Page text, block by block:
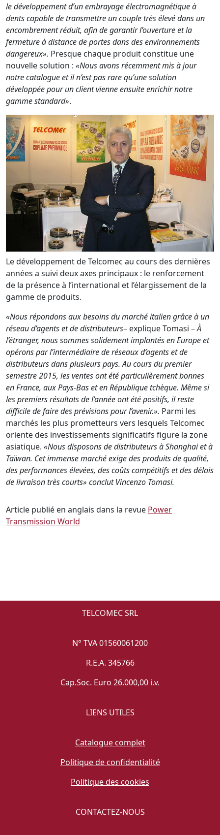
le développement d’un embrayage électromagnétique à
dents capable de transmettre un couple très élevé dans un
encombrement réduit, afin de garantir l’ouverture et la
fermeture à distance de portes dans des environnements
dangereux». Presque chaque produit constitue une
nouvelle solution : «Nous avons récemment mis à jour
notre catalogue et il n’est pas rare qu’une solution
développée pour un client vienne ensuite enrichir notre
gamme standard».
Le développement de Telcomec au cours des dernières
années a suivi deux axes principaux : le renforcement
de la présence à l’international et l’élargissement de la
gamme de produits.
«Nous répondons aux besoins du marché italien grâce à un
réseau d’agents et de distributeurs– explique Tomasi –À
l’étranger, nous sommes solidement implantés en Europe et
opérons par l’intermédiaire de réseaux d’agents et de
distributeurs dans plusieurs pays. Au cours du premier
semestre 2015, les ventes ont été particulièrement bonnes
en France, aux Pays-Bas et en République tchèque. Même si
les premiers résultats de l’année ont été positifs, il reste
difficile de faire des prévisions pour l’avenir.». Parmi les
marchés les plus prometteurs vers lesquels Telcomec
oriente des investissements significatifs figure la zone
asiatique. «Nous disposons de distributeurs à Shanghai et à
Taïwan. Cet immense marché exige des produits de qualité,
des performances élevées, des coûts compétitifs et des délais
de livraison très courts» conclut Vincenzo Tomasi.
Article publié en anglais dans la revue Power
Transmission World
TELCOMEC SRL
N° TVA 01560061200
R.E.A. 345766
Cap.Soc. Euro 26.000,00 i.v.
LIENS UTILES
Catalogue complet
Politique de confidentialité
Politique des cookies
CONTACTEZ-NOUS